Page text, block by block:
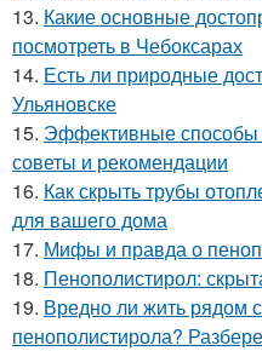
13. Какие основные
посмотреть в Чебоксарах
14. Есть ли природные
Ульяновске
15. Эффективные способы
советы и рекомендации
16. Как скрыть трубы
для вашего дома
17. Мифы и правда о
18. Пенополистирол:
19. Вредно ли жить рядом
пенополистирола?